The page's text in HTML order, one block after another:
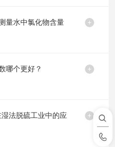
量水中氯化物含量
哪个更好？
湿法脱硫工业中的应